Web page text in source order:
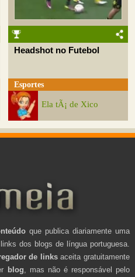
Headshot no Futebol
Esportes
Ela tÃ¡ de Xico
que publica diariamente uma
dos blogs de língua portuguesa.
de linksaceita gratuitamente
blog , mas não é responsável pelo